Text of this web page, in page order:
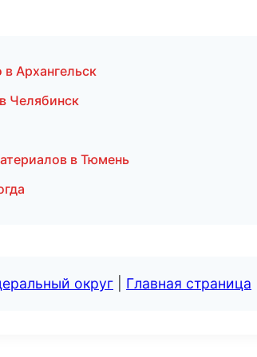
Архангельск
Челябинск
в Тюмень
округ Главная страница